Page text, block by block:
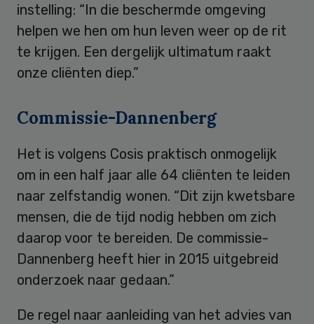
instelling: “In die beschermde omgeving
helpen we hen om hun leven weer op de rit
te krijgen. Een dergelijk ultimatum raakt
onze cliënten diep.”
Commissie-Dannenberg
Het is volgens Cosis praktisch onmogelijk
om in een half jaar alle 64 cliënten te leiden
naar zelfstandig wonen. “Dit zijn kwetsbare
mensen, die de tijd nodig hebben om zich
daarop voor te bereiden. De commissie-
Dannenberg heeft hier in 2015 uitgebreid
onderzoek naar gedaan.”
De regel naar aanleiding van het advies van